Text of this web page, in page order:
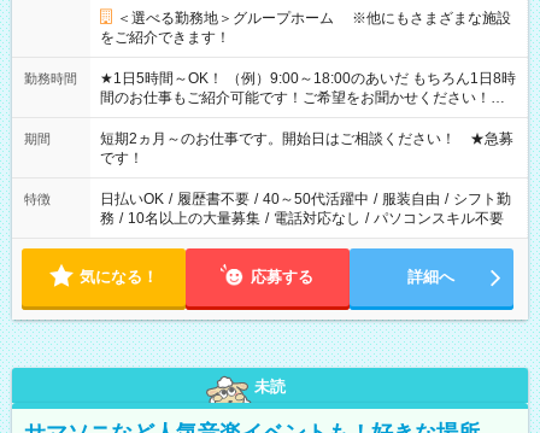
＜選べる勤務地＞グループホーム ※他にもさまざまな施設
をご紹介できます！
勤務時間
★1日5時間～OK！ （例）9:00～18:00のあいだ もちろん1日8時
間のお仕事もご紹介可能です！ご希望をお聞かせください！★
家庭の都合でお休みが必要な場合も遠慮なくご相談ください。
※週最低15時間以上の勤務が必要です
期間
短期2ヵ月～のお仕事です。開始日はご相談ください！ ★急募
です！
特徴 日払いOK / 履歴書不要 / 40～50代活躍中 / 服装自由 / シフト勤
務 / 10名以上の大量募集 / 電話対応なし / パソコンスキル不要
気になる！ 応募する 詳細へ
未読